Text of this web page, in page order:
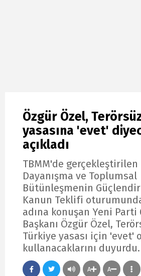
Özgür Özel,
yasasına 'evet'
açıkladı
TBMM'de
Dayanışma ve Toplumsal
Bütünleşmenin
Kanun Teklifi
adına konuşan Yeni Parti
Başkanı Özgür Özel,
Türkiye yasası için 'evet'
kullanacaklarını duyurdu.
A A